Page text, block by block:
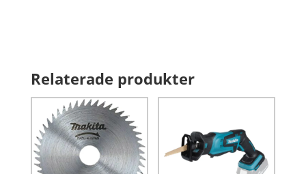
Relaterade produkter